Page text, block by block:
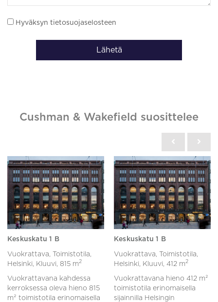
Hyväksyn tietosuojaselosteen
Lähetä
Cushman & Wakefield suosittelee
Keskuskatu 1 B
Vuokrattava, Toimistotila,
Helsinki, Kluuvi, 815 m2
Vuokrattavana kahdessa
kerroksessa oleva hieno 815
m² toimistotila erinomaisella
Keskuskatu 1 B
Vuokrattava, Toimistotila,
Helsinki, Kluuvi, 412 m2
Vuokrattavana hieno 412 m²
toimistotila erinomaisella
sijainnilla Helsingin